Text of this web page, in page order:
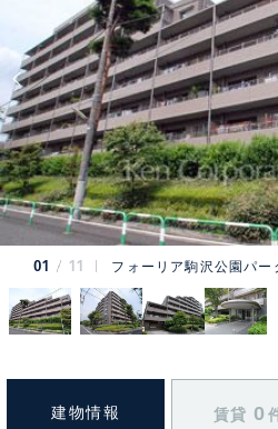
01 11 フォーリア駒沢公園パー
建物情報 賃貸 0